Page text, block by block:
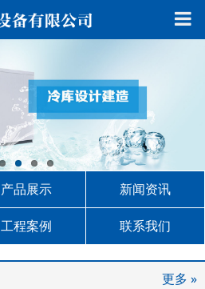
产品展示 新闻资讯
工程案例 联系我们
更多 »